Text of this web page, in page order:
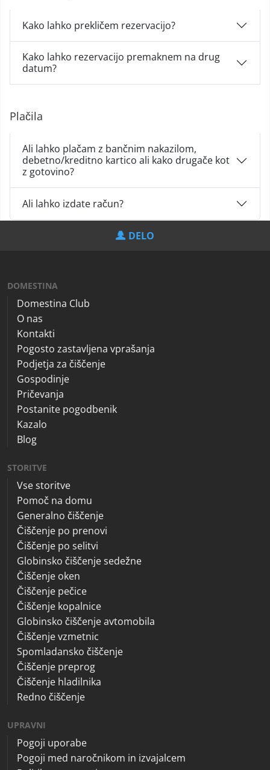
Kako lahko prekličem rezervacijo?
Kako lahko rezervacijo premaknem na drug
datum?
Plačila
Ali lahko plačam z bančnim nakazilom,
debetno/kreditno kartico ali kako drugače kot
z gotovino?
Ali lahko izdate račun?
DELO
DOMESTINA
Domestina Club
O nas
Kontakti
Pogosto zastavljena vprašanja
Podjetja za čiščenje
Gospodinje
Pričevanja
Postanite pogodbenik
Kazalo
Blog
STORITVE
Vse storitve
Pomoč na domu
Generalno čiščenje
Čiščenje po prenovi
Čiščenje po selitvi
Globinsko čiščenje sedežne
Čiščenje oken
Čiščenje pečice
Čiščenje kopalnice
Globinsko čiščenje avtomobila
Čiščenje vzmetnic
Spomladansko čiščenje
Čiščenje preprog
Čiščenje hladilnika
Redno čiščenje
UPRAVNI
Pogoji uporabe
Pogoji med naročnikom in izvajalcem